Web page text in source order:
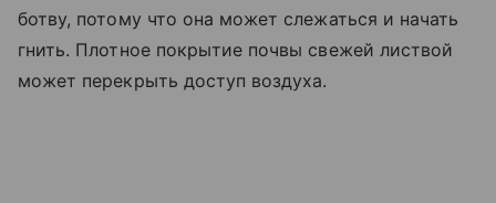
ботву, потому что она может слежаться и начать
гнить. Плотное покрытие почвы свежей листвой
может перекрыть доступ воздуха.